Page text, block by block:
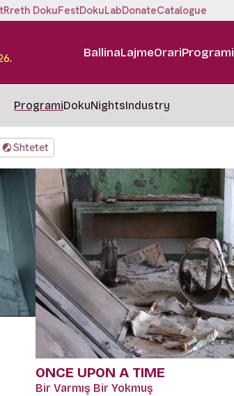
Rreth DokuFestDokuLabDonateCatalogue
BallinaLajmeOrariProgrami
ProgramiDokuNightsIndustry
Shtetet
ONCE UPON A TIME
Bir Varmış Bir Yokmuş